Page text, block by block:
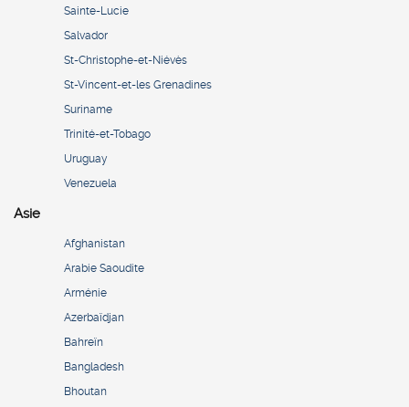
Sainte-Lucie
Salvador
St-Christophe-et-Niévès
St-Vincent-et-les Grenadines
Suriname
Trinité-et-Tobago
Uruguay
Venezuela
Asie
Afghanistan
Arabie Saoudite
Arménie
Azerbaïdjan
Bahreïn
Bangladesh
Bhoutan